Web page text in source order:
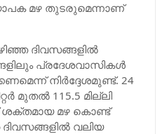
മഴ തുടരുമെന്നാണ്
ദിവസങ്ങളില്‍
പ്രദേശവാസികള്‍
നിര്‍ദ്ദേശമുണ്ട്. 24
മുതല്‍ 115.5 മില്ലി
ശക്തമായ മഴ കൊണ്ട്
വലിയ